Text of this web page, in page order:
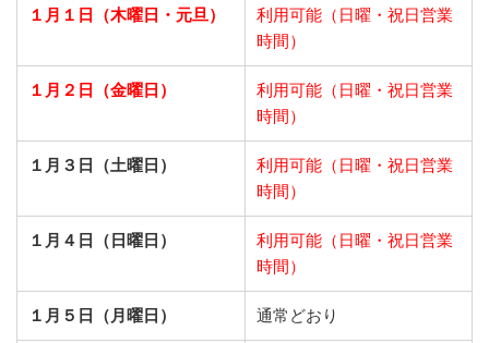
１月１日（木曜日・元旦）
利用可能（日曜・祝日営業
時間）
１月２日（金曜日）
利用可能（日曜・祝日営業
時間）
１月３日（土曜日）
利用可能（日曜・祝日営業
時間）
１月４日（日曜日）
利用可能（日曜・祝日営業
時間）
１月５日（月曜日） 通常どおり